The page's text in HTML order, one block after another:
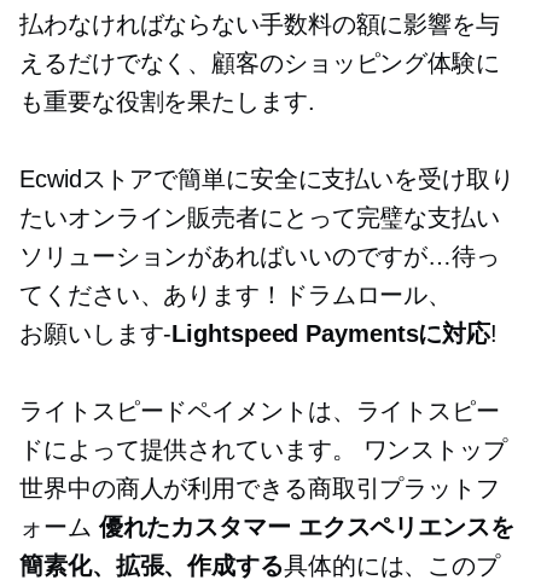
払わなければならない手数料の額に影響を与
えるだけでなく、顧客のショッピング体験に
も重要な役割を果たします.
Ecwidストアで簡単に安全に支払いを受け取り
たいオンライン販売者にとって完璧な支払い
ソリューションがあればいいのですが…待っ
てください、あります！ドラムロール、
お願いします-Lightspeed Paymentsに対応!
ライトスピードペイメントは、ライトスピー
ドによって提供されています。
ワンストップ
世界中の商人が利用できる商取引プラットフ
ォーム 優れたカスタマー エクスペリエンスを
簡素化、拡張、作成する具体的には、このプ